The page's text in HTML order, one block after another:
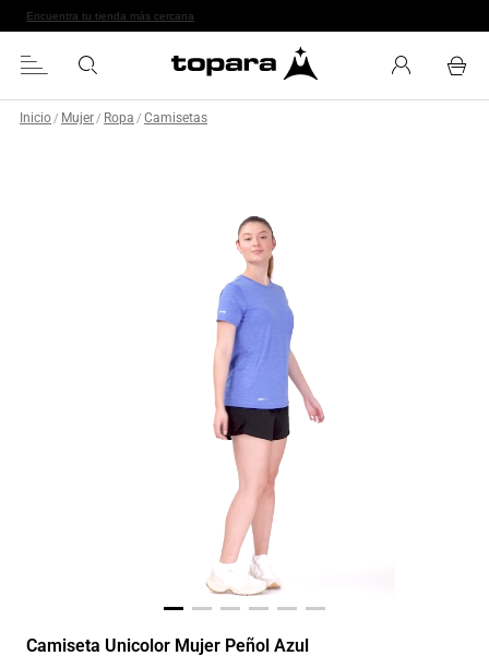
Encuentra tu tienda más cercana
Inicio / Mujer / Ropa / Camisetas
Camiseta Unicolor Mujer Peñol Azul